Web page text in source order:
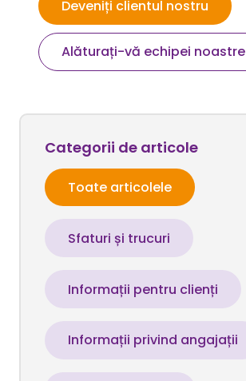
Deveniți clientul nostru
Alăturați-vă echipei noastre
Categorii de articole
Toate articolele
Sfaturi și trucuri
Informații pentru clienți
Informații privind angajații